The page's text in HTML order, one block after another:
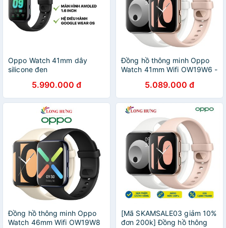
Oppo Watch 41mm dây
silicone đen
5.990.000 đ
Đồng hồ thông minh Oppo
Watch 41mm Wifi OW19W6 -
5.089.000 đ
Đồng hồ thông minh Oppo
Watch 46mm Wifi OW19W8
[Mã SKAMSALE03 giảm 10%
đơn 200k] Đồng hồ thông